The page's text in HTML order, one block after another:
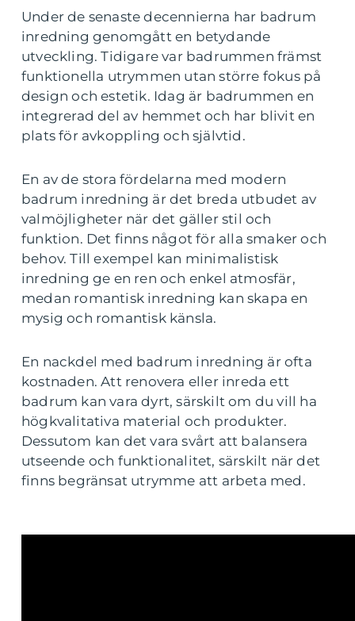
Under de senaste decennierna har badrum
inredning genomgått en betydande
utveckling. Tidigare var badrummen främst
funktionella utrymmen utan större fokus på
design och estetik. Idag är badrummen en
integrerad del av hemmet och har blivit en
plats för avkoppling och självtid.
En av de stora fördelarna med modern
badrum inredning är det breda utbudet av
valmöjligheter när det gäller stil och
funktion. Det finns något för alla smaker och
behov. Till exempel kan minimalistisk
inredning ge en ren och enkel atmosfär,
medan romantisk inredning kan skapa en
mysig och romantisk känsla.
En nackdel med badrum inredning är ofta
kostnaden. Att renovera eller inreda ett
badrum kan vara dyrt, särskilt om du vill ha
högkvalitativa material och produkter.
Dessutom kan det vara svårt att balansera
utseende och funktionalitet, särskilt när det
finns begränsat utrymme att arbeta med.